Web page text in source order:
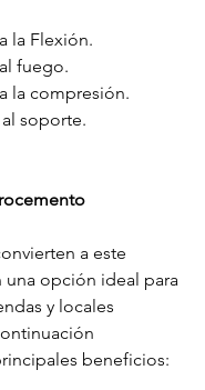
la Flexión.
fuego.
la compresión.
soporte.
a este
una opción ideal para
y locales
beneficios: